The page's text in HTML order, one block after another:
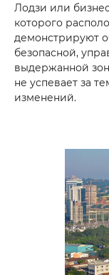
Лодзи или
которого
демонстрируют
безопасной,
выдержанной
не успевает за
изменений.